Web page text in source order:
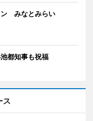
ン みなとみらい
都知事も祝福
ス